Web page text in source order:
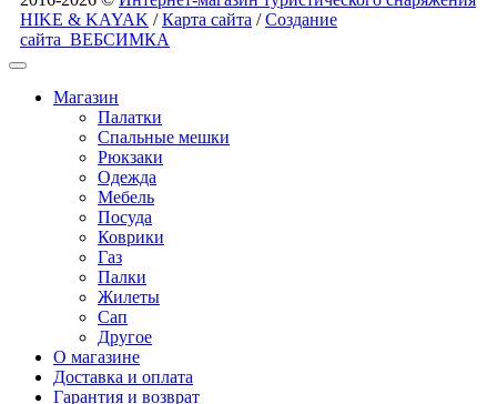
HIKE & KAYAK /Карта сайта /Создание
сайта ВЕБСИМКА
Магазин
Палатки
Спальные мешки
Рюкзаки
Одежда
Мебель
Посуда
Коврики
Газ
Палки
Жилеты
Сап
Другое
О магазине
Доставка и оплата
Гарантия и возврат